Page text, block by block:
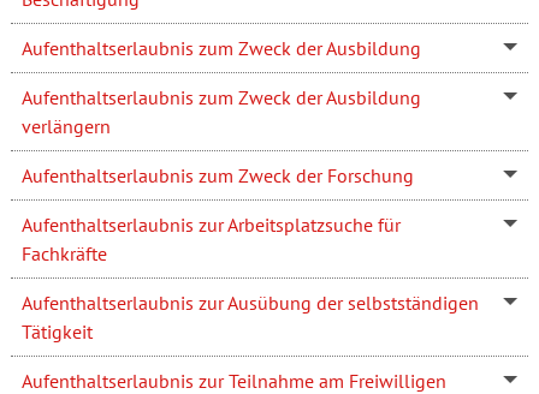
Aufenthaltserlaubnis zum Zweck der Ausbildung
Aufenthaltserlaubnis zum Zweck der Ausbildung
verlängern
Aufenthaltserlaubnis zum Zweck der Forschung
Aufenthaltserlaubnis zur Arbeitsplatzsuche für
Fachkräfte
Aufenthaltserlaubnis zur Ausübung der selbstständigen
Tätigkeit
Aufenthaltserlaubnis zur Teilnahme am Freiwilligen